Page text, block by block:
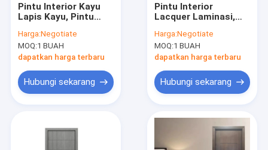
Pintu Interior Kayu
Lapis Kayu, Pintu
Cermin Kustom
Harga:Negotiate
MOQ:1 BUAH
dapatkan harga terbaru
Hubungi sekarang
Pintu Interior
Lacquer Laminasi,
Kaca Tahan Air
Harga:Negotiate
MOQ:1 BUAH
dapatkan harga terbaru
Hubungi sekarang